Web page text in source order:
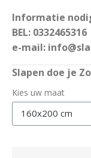
Informatie
BEL: 0332465316
e-mail:
Slapen doe je
Kies uw maat